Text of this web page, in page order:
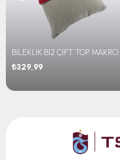
BİLEKLİK
₺329,99